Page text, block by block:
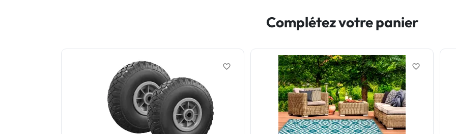
Complétez votre panier
favorite_border favorite_border